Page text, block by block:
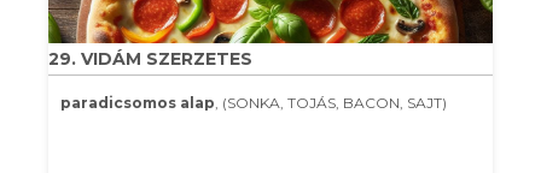
29. VIDÁM SZERZETES
paradicsomos alap, (SONKA, TOJÁS, BACON, SAJT)